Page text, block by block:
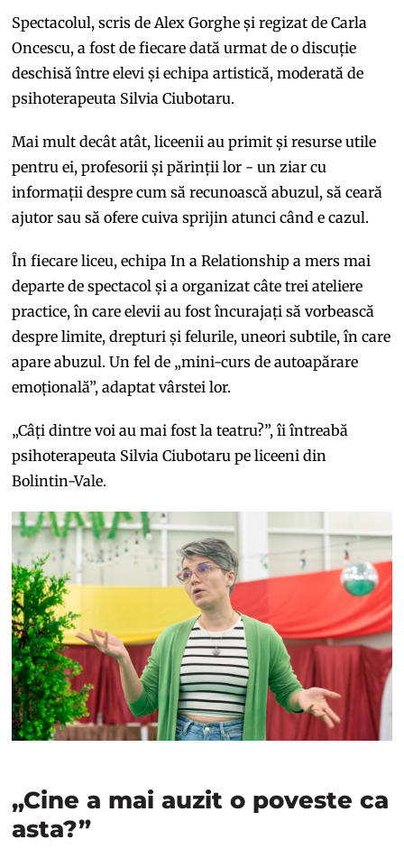
Spectacolul, scris de Alex Gorghe și regizat de Carla
Oncescu, a fost de fiecare dată urmat de o discuție
deschisă între elevi și echipa artistică, moderată de
psihoterapeuta Silvia Ciubotaru.
Mai mult decât atât, liceenii au primit și resurse utile
pentru ei, profesorii și părinții lor - un ziar cu
informații despre cum să recunoască abuzul, să ceară
ajutor sau să ofere cuiva sprijin atunci când e cazul.
În fiecare liceu, echipa In a Relationship a mers mai
departe de spectacol și a organizat câte trei ateliere
practice, în care elevii au fost încurajați să vorbească
despre limite, drepturi și felurile, uneori subtile, în care
apare abuzul. Un fel de „mini-curs de autoapărare
emoțională”, adaptat vârstei lor.
„Câți dintre voi au mai fost la teatru?”, îi întreabă
psihoterapeuta Silvia Ciubotaru pe liceeni din
Bolintin-Vale.
„Cine a mai auzit o poveste ca
asta?”